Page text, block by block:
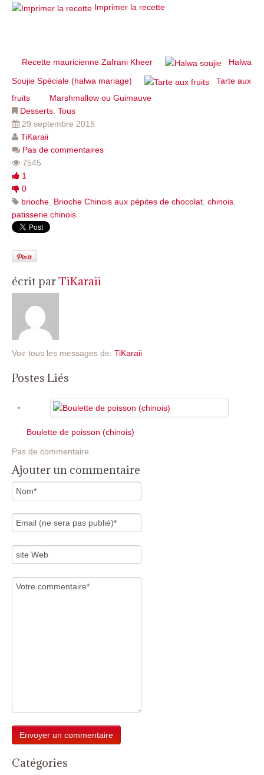
Imprimer la recette
Recette mauricienne Zafrani Kheer
Halwa
Soujie Spéciale (halwa mariage)
Tarte aux
fruits
Marshmallow ou Guimauve
Desserts Tous
29 septembre 2015
TiKaraii
Pas de commentaires
7545
1
0
brioche Brioche Chinois aux pépites de chocolat chinois
patisserie chinois
écrit parTiKaraii
Voir tous les messages de: TiKaraii
Postes Liés
Boulette de poisson (chinois)
Pas de commentaire.
Ajouter un commentaire
Catégories